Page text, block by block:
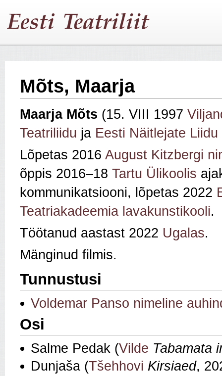
Mõts, Maarja
Maarja Mõts (15. VIII 1997
Teatriliidu ja Eesti Näitlejate Liidu
Lõpetas 2016 August Kitzbergi
õppis 2016–18 Tartu Ülikoolis
kommunikatsiooni, lõpetas 2022
Teatriakadeemia lavakunstikooli.
Töötanud aastast 2022 Ugalas.
Mänginud filmis.
Tunnustusi
Voldemar Panso nimeline
Osi
Salme Pedak (Vilde Tabamata
Dunjaša (Tšehhovi Kirsiaed,